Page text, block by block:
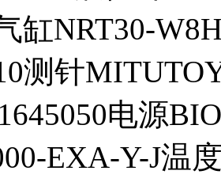
缸NRT30-
测针
电源
EXA-Y-J温